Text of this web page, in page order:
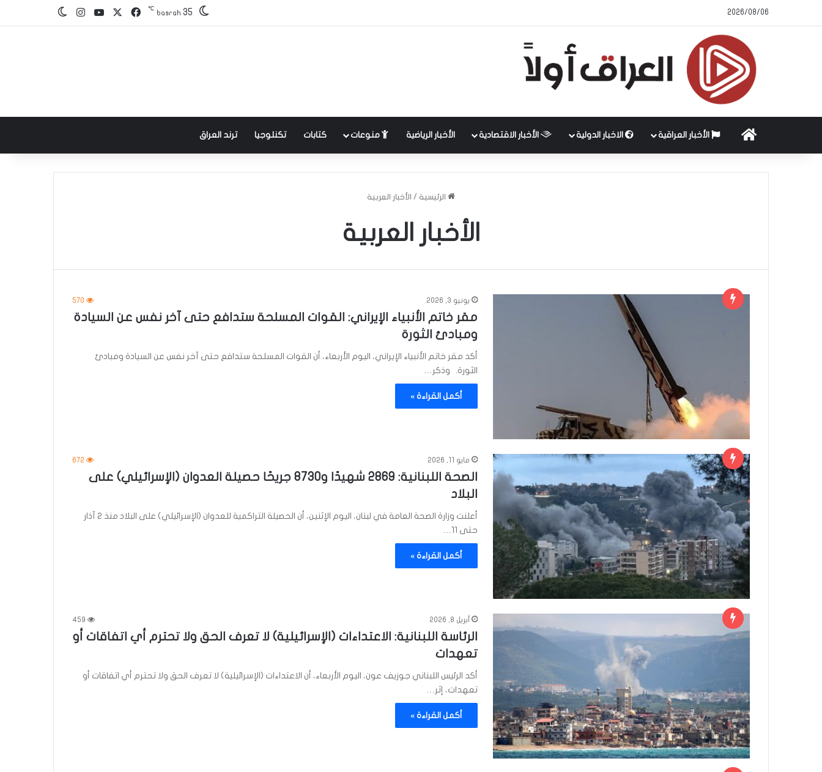
2026/08/06
basrah 35
℃ فيسبوك‫YouTube
انستقرامالوضع المظلم
الرئيسية الأخبار العراقية الاخبار الدولية الأخبار الاقتصادية الأخبار الرياضية منوعات كتابات تكنلوجيا ترند العراق
الرئيسية / الأخبار العربية
الأخبار العربية
يونيو 3, 2026 570
مقر خاتم الأنبياء الإيراني: القوات المسلحة ستدافع حتى آخر نفس عن السيادة
ومبادئ الثورة
أكد مقر خاتم الأنبياء الإيراني، اليوم الأربعاء، أن القوات المسلحة ستدافع حتى آخر نفس عن السيادة ومبادئ
الثورة. وذكر…
أكمل القراءة »
مايو 11, 2026 672
الصحة اللبنانية: 2869 شهيدًا و8730 جريحًا حصيلة العدوان (الإسرائيلي) على
البلاد
أعلنت وزارة الصحة العامة في لبنان، اليوم الإثنين، أن الحصيلة التراكمية للعدوان (الإسرائيلي) على البلاد منذ 2 آذار
حتى 11…
أكمل القراءة »
أبريل 8, 2026 459
الرئاسة اللبنانية: الاعتداءات (الإسرائيلية) لا تعرف الحق ولا تحترم أي اتفاقات أو
تعهدات
أكد الرئيس اللبناني جوزيف عون، اليوم الأربعاء، أن الاعتداءات (الإسرائيلية) لا تعرف الحق ولا تحترم أي اتفاقات أو
تعهدات، إثر…
أكمل القراءة »